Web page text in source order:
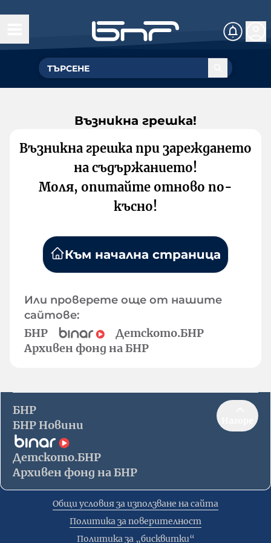
Възникна грешка!
Възникна грешка при зареждането
на съдържанието!
Моля, опитайте отново по-
късно!
Към начална страница
Или проверете още от нашите
сайтове:
БНР
Детското.БНР
Архивен фонд на БНР
БНР
БНР Новини
Детското.БНР
Архивен фонд на БНР
Общи условия за използване на сайта
Политика за поверителност
Политика за „бисквитки“